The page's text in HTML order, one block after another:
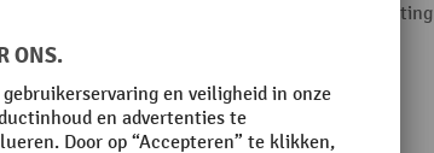
Tegen corrosie beschermd door hoogwaardige coating